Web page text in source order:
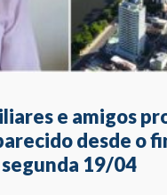
e amigos
desde o
19/04